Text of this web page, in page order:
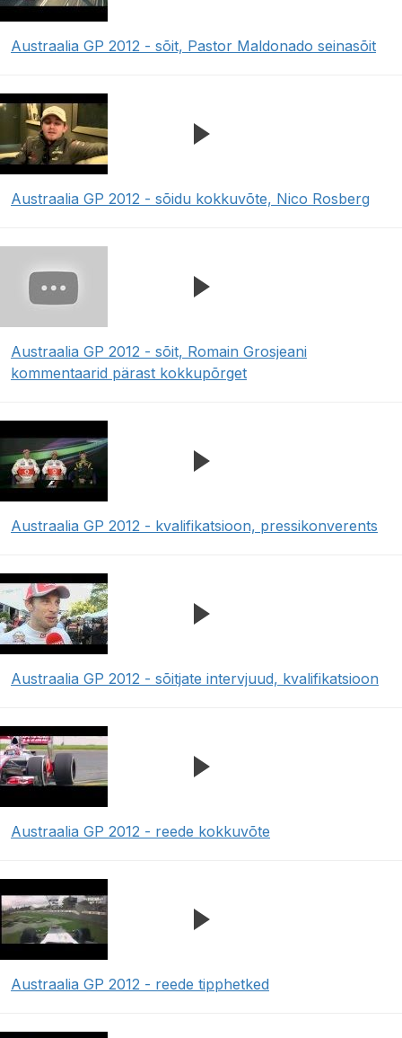
Austraalia GP 2012 - sõit, Pastor Maldonado seinasõit
Austraalia GP 2012 - sõidu kokkuvõte, Nico Rosberg
Austraalia GP 2012 - sõit, Romain Grosjeani
kommentaarid pärast kokkupõrget
Austraalia GP 2012 - kvalifikatsioon, pressikonverents
Austraalia GP 2012 - sõitjate intervjuud, kvalifikatsioon
Austraalia GP 2012 - reede kokkuvõte
Austraalia GP 2012 - reede tipphetked